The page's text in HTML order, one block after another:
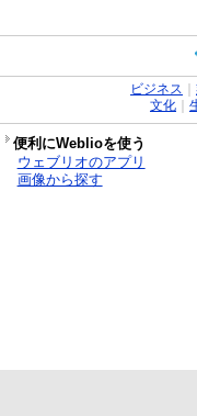
ビジネス
文化｜
便利にWeblioを使う
ウェブリオのアプリ
画像から探す